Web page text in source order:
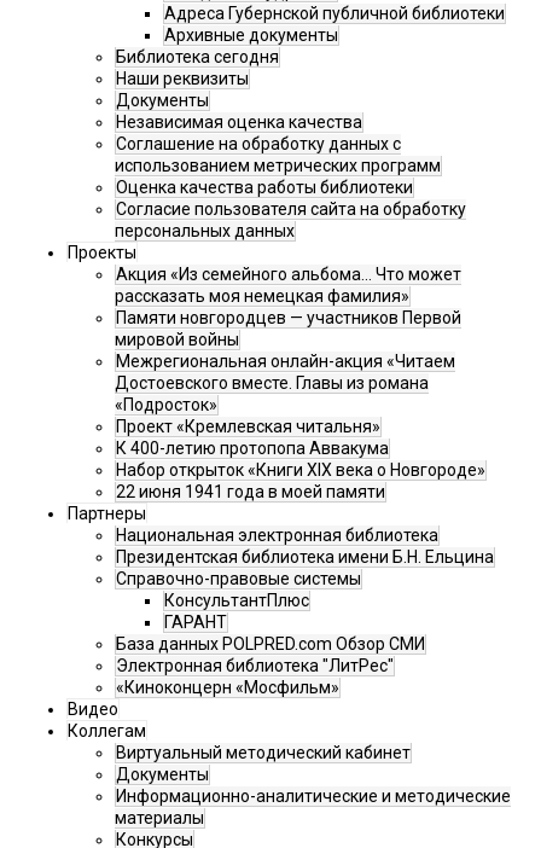
Адреса Губернской публичной библиотеки
Архивные документы
Библиотека сегодня
Наши реквизиты
Документы
Независимая оценка качества
Соглашение на обработку данных с
использованием метрических программ
Оценка качества работы библиотеки
Согласие пользователя сайта на обработку
персональных данных
Проекты
Акция «Из семейного альбома... Что может
рассказать моя немецкая фамилия»
Памяти новгородцев — участников Первой
мировой войны
Межрегиональная онлайн-акция «Читаем
Достоевского вместе. Главы из романа
«Подросток»
Проект «Кремлевская читальня»
К 400-летию протопопа Аввакума
Набор открыток «Книги XIX века о Новгороде»
22 июня 1941 года в моей памяти
Партнеры
Национальная электронная библиотека
Президентская библиотека имени Б.Н. Ельцина
Справочно-правовые системы
КонсультантПлюс
ГАРАНТ
База данных POLPRED.com Обзор СМИ
Электронная библиотека "ЛитРес"
«Киноконцерн «Мосфильм»
Видео
Коллегам
Виртуальный методический кабинет
Документы
Информационно-аналитические и методические
материалы
Конкурсы